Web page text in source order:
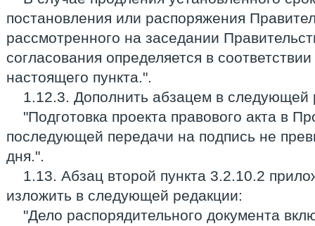
постановления или распоряжения
рассмотренного на заседании
согласования определяется в
настоящего пункта.".
1.12.3. Дополнить абзацем в следующей
"Подготовка проекта правового акта в
последующей передачи на подпись не
дня.".
1.13. Абзац второй пункта 3.2.10.2
изложить в следующей редакции:
"Дело распорядительного документа